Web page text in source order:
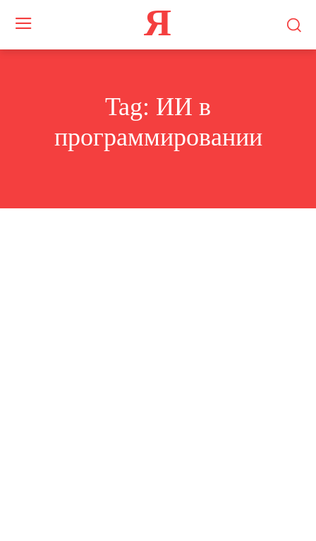
Я
Tag: ИИ в
программировании